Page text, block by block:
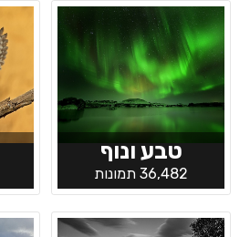
טבע ונוף
36,482 תמונות